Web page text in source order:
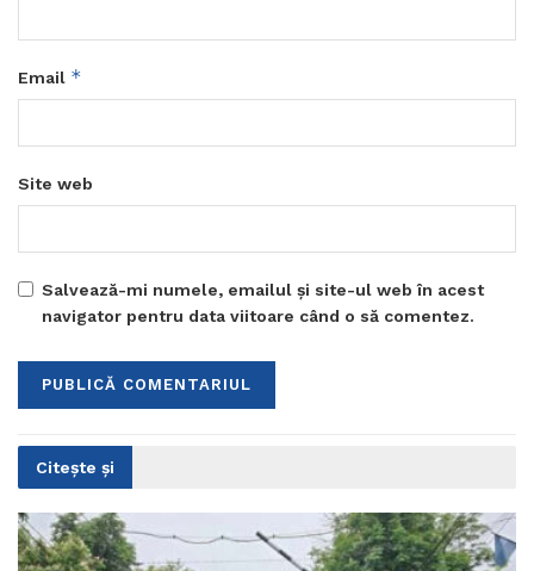
Email *
Site web
Salvează-mi numele, emailul și site-ul web în acest
navigator pentru data viitoare când o să comentez.
Citește și